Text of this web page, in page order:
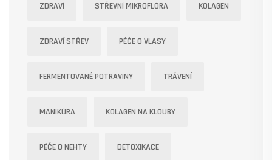
ZDRAVÍ STŘEVNÍ MIKROFLÓRA KOLAGEN
ZDRAVÍ STŘEV PÉČE O VLASY
FERMENTOVANÉ POTRAVINY TRÁVENÍ
MANIKÚRA KOLAGEN NA KLOUBY
PÉČE O NEHTY DETOXIKACE